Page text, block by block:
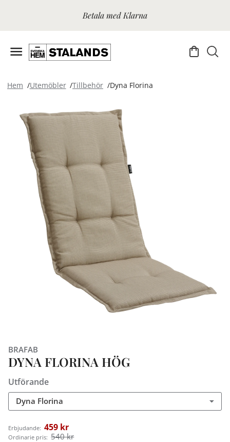
Betala med Klarna
Hem Utemöbler Tillbehör Dyna Florina
BRAFAB
DYNA FLORINA HÖG
Utförande
Dyna Florina
Erbjudande: 459 kr
Ordinarie pris: 540 kr